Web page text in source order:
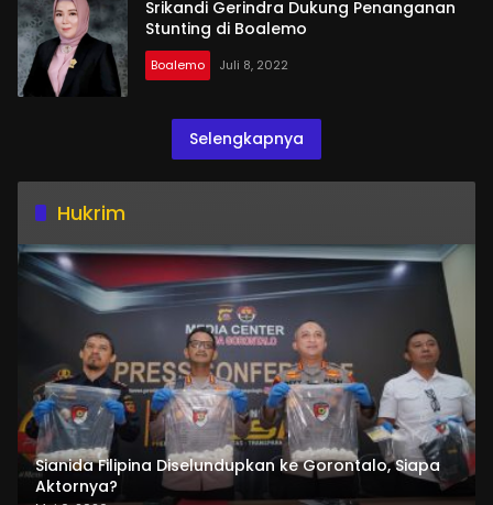
Srikandi Gerindra Dukung Penanganan
Stunting di Boalemo
Boalemo Juli 8, 2022
Selengkapnya
Hukrim
Sianida Filipina Diselundupkan ke Gorontalo, Siapa
Aktornya?